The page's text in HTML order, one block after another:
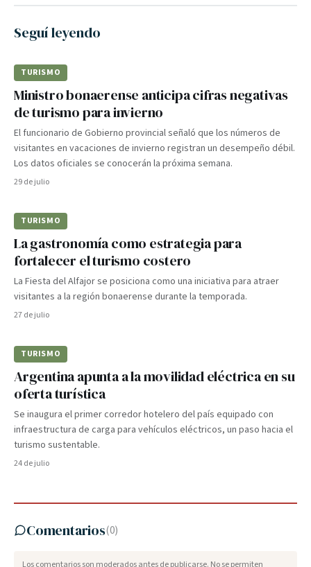
Seguí leyendo
TURISMO
Ministro bonaerense anticipa cifras negativas
de turismo para invierno
El funcionario de Gobierno provincial señaló que los números de
visitantes en vacaciones de invierno registran un desempeño débil.
Los datos oficiales se conocerán la próxima semana.
29 de julio
TURISMO
La gastronomía como estrategia para
fortalecer el turismo costero
La Fiesta del Alfajor se posiciona como una iniciativa para atraer
visitantes a la región bonaerense durante la temporada.
27 de julio
TURISMO
Argentina apunta a la movilidad eléctrica en su
oferta turística
Se inaugura el primer corredor hotelero del país equipado con
infraestructura de carga para vehículos eléctricos, un paso hacia el
turismo sustentable.
24 de julio
Comentarios(0)
Los comentarios son moderados antes de publicarse. No se permiten